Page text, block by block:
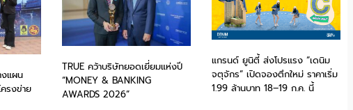
แผน
รงข่าย
TRUE คว้าบริษัทยอดเยี่ยมแห่งปี
“MONEY & BANKING
AWARDS 2026”
แกรนด์ ยูนิตี้ ส่งโปรแรง “เดนิม
จตุจักร” เปิดจองตึกใหม่ ราคาเริ่ม
1.99 ล้านบาท 18–19 ก.ค. นี้